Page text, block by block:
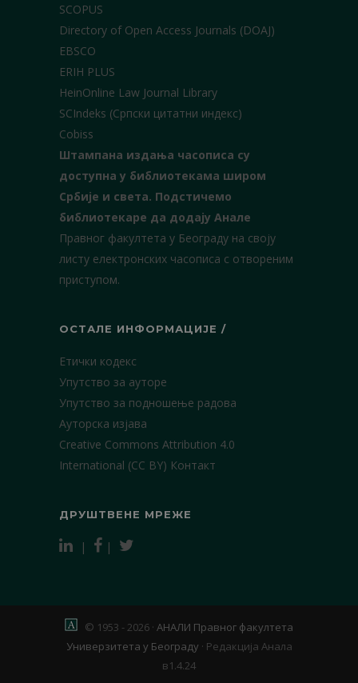
SCOPUS
Directory of Open Access Journals (DOAJ)
EBSCO
ERIH PLUS
HeinOnline Law Journal Library
SCIndeks (Српски цитатни индекс)
Cobiss
Штампана издања часописа су
доступна у библиотекама широм
Србије и света. Подстичемо
библиотекаре да додају Анале
Правног факултета у Београду на своју
листу електронских часописа с отвореним
приступом.
ОСТАЛЕ ИНФОРМАЦИЈЕ /
Етички кодекс
Упутство за ауторе
Упутство за подношење радова
Ауторска изјава
Creative Commons Attribution 4.0
International (CC BY) Контакт
ДРУШТВЕНЕ МРЕЖЕ
| |
© 1953 - 2026 · АНАЛИ Правног факултета
Универзитета у Београду · Редакција Анала
в1.4.24